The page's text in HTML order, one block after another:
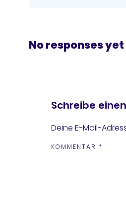
No responses yet
Schreibe
Deine E-Mail-
KOMMENTAR *